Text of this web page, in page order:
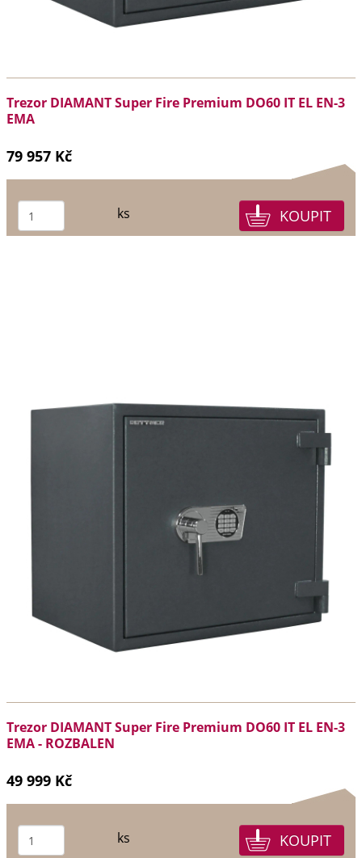
Trezor DIAMANT Super Fire Premium DO60 IT EL EN-3
EMA
79 957 Kč
ks
Trezor DIAMANT Super Fire Premium DO60 IT EL EN-3
EMA - ROZBALEN
49 999 Kč
ks